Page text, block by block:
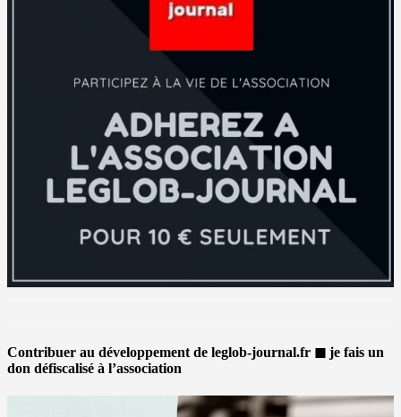
Contribuer au développement de leglob-journal.fr ◼ je fais un
don défiscalisé à l’association